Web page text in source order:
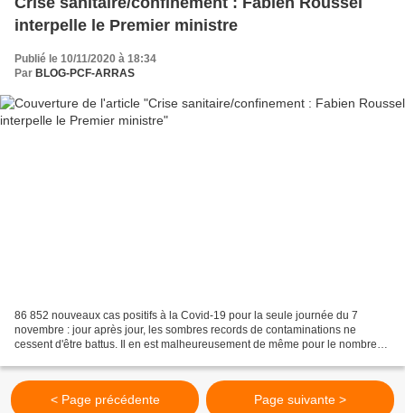
interpelle le Premier ministre
Publié le 10/11/2020 à 18:34
Par BLOG-PCF-ARRAS
86 852 nouveaux cas positifs à la Covid-19 pour la seule journée du 7
novembre : jour après jour, les sombres records de contaminations ne
cessent d'être battus. Il en est malheureusement de même pour le nombre
< Page précédente Page suivante >